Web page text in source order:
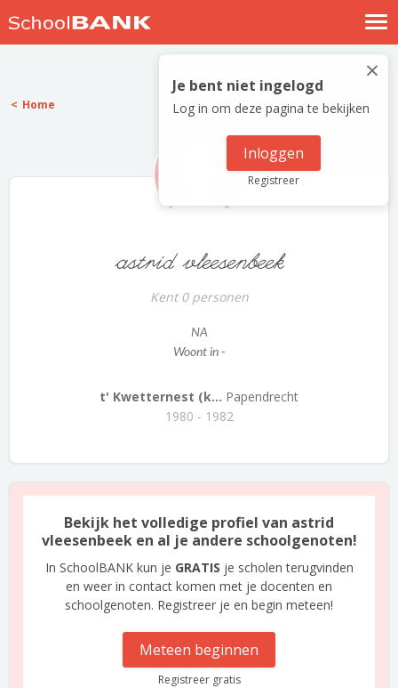
Nostalgische verhalen
Log in
Meld je gratis aan
×
Je bent niet ingelogd
Log in om deze pagina te bekijken
Inloggen
Registreer
Home
astrid vleesenbeek
Kent 0 personen
NA
Woont in -
t' Kwetternest (k... Papendrecht
1980 - 1982
Bekijk het volledige profiel van astrid
vleesenbeek en al je andere schoolgenoten!
In SchoolBANK kun je GRATIS je scholen terugvinden
en weer in contact komen met je docenten en
schoolgenoten. Registreer je en begin meteen!
Meteen beginnen
Registreer gratis